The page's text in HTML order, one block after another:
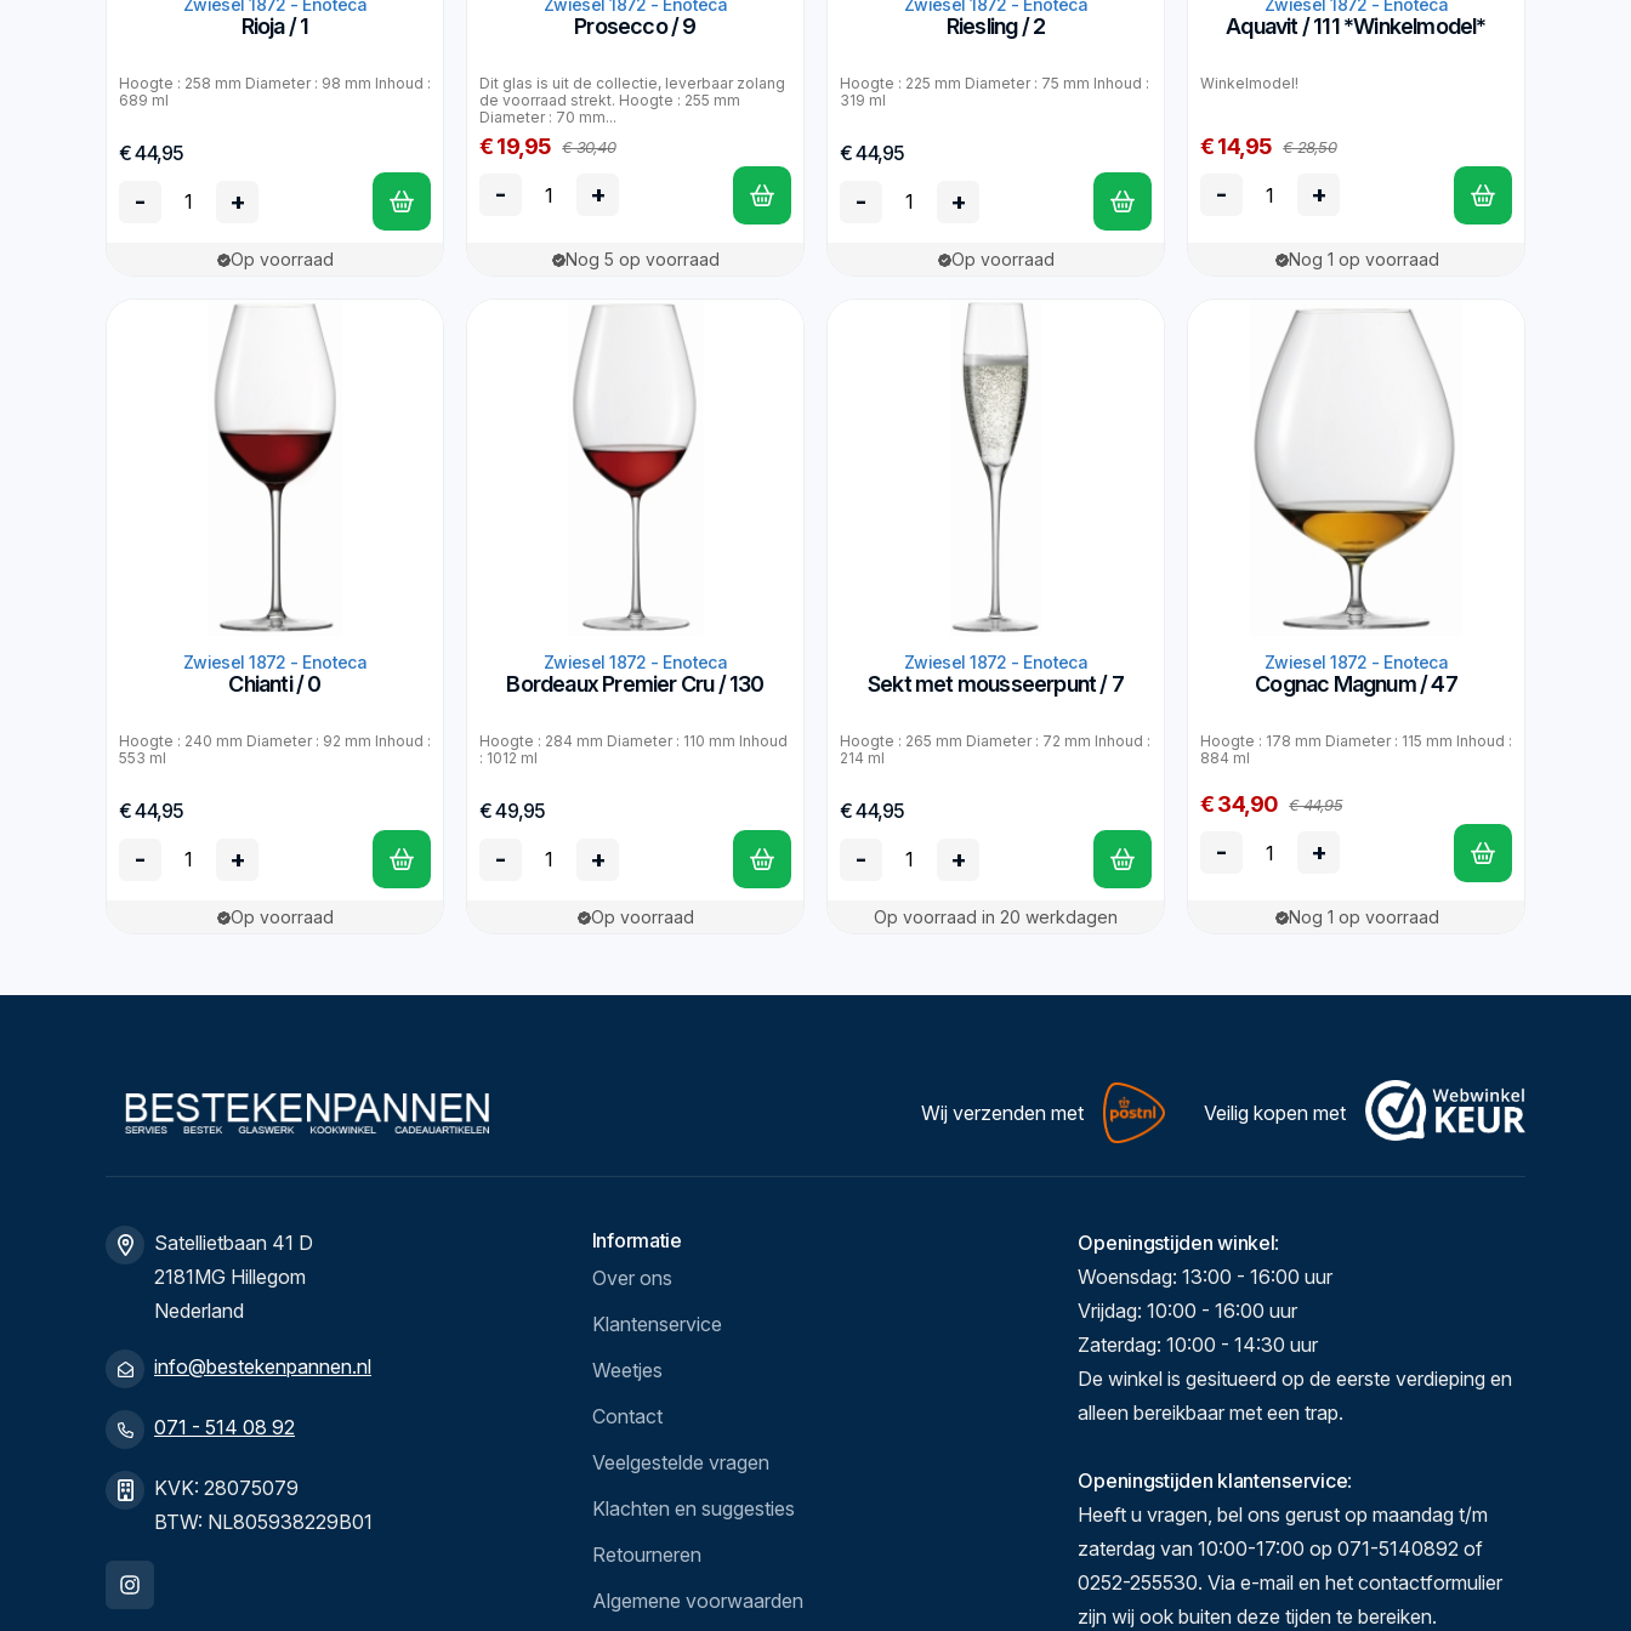
Zwiesel 1872 - Enoteca
Rioja / 1
Hoogte : 258 mm Diameter : 98 mm Inhoud :
689 ml
€ 44,95
- +
Op voorraad
Zwiesel 1872 - Enoteca
Prosecco / 9
Dit glas is uit de collectie, leverbaar zolang
de voorraad strekt. Hoogte : 255 mm
Diameter : 70 mm...
€ 19,95 € 30,40
- +
Nog 5 op voorraad
Zwiesel 1872 - Enoteca
Riesling / 2
Hoogte : 225 mm Diameter : 75 mm Inhoud :
319 ml
€ 44,95
- +
Op voorraad
Zwiesel 1872 - Enoteca
Aquavit / 111 *Winkelmodel*
Winkelmodel!
€ 14,95 € 28,50
- +
Nog 1 op voorraad
Zwiesel 1872 - Enoteca
Chianti / 0
Hoogte : 240 mm Diameter : 92 mm Inhoud :
553 ml
€ 44,95
- +
Op voorraad
Zwiesel 1872 - Enoteca
Bordeaux Premier Cru / 130
Hoogte : 284 mm Diameter : 110 mm Inhoud
: 1012 ml
€ 49,95
- +
Op voorraad
Zwiesel 1872 - Enoteca
Sekt met mousseerpunt / 7
Hoogte : 265 mm Diameter : 72 mm Inhoud :
214 ml
€ 44,95
- +
Op voorraad in 20 werkdagen
Zwiesel 1872 - Enoteca
Cognac Magnum / 47
Hoogte : 178 mm Diameter : 115 mm Inhoud :
884 ml
€ 34,90 € 44,95
- +
Nog 1 op voorraad
Wij verzenden met Veilig kopen met
Satellietbaan 41 D
2181MG Hillegom
Nederland
info@bestekenpannen.nl
071 - 514 08 92
KVK: 28075079
BTW: NL805938229B01
Informatie
Over ons
Klantenservice
Weetjes
Contact
Veelgestelde vragen
Klachten en suggesties
Retourneren
Algemene voorwaarden
Openingstijden winkel:
Woensdag: 13:00 - 16:00 uur
Vrijdag: 10:00 - 16:00 uur
Zaterdag: 10:00 - 14:30 uur
De winkel is gesitueerd op de eerste verdieping en
alleen bereikbaar met een trap.
Openingstijden klantenservice:
Heeft u vragen, bel ons gerust op maandag t/m
zaterdag van 10:00-17:00 op 071-5140892 of
0252-255530. Via e-mail en het contactformulier
zijn wij ook buiten deze tijden te bereiken.